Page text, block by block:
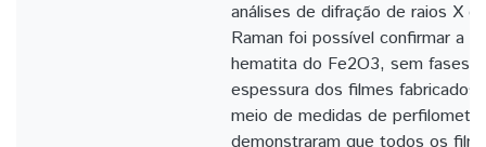
análises de difração de raios X
Raman foi possível confirmar a
hematita do Fe2O3, sem fases
espessura dos filmes fabricados
meio de medidas de